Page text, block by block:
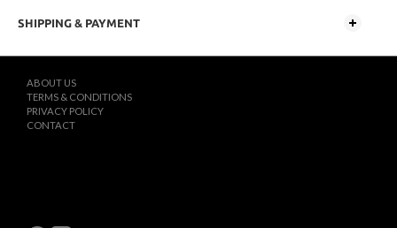
SHIPPING & PAYMENT
ABOUT US
TERMS & CONDITIONS
PRIVACY POLICY
CONTACT